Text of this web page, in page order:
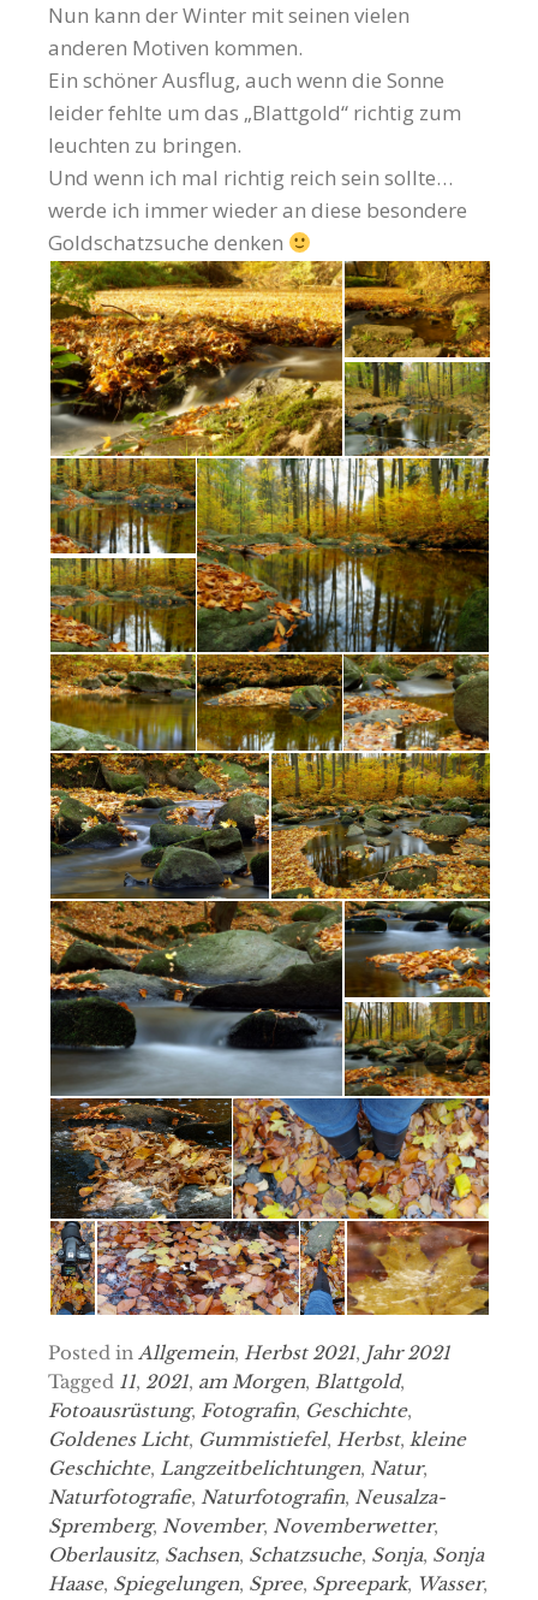
Nun kann der Winter mit seinen vielen
anderen Motiven kommen.
Ein schöner Ausflug, auch wenn die Sonne
leider fehlte um das „Blattgold“ richtig zum
leuchten zu bringen.
Und wenn ich mal richtig reich sein sollte…
werde ich immer wieder an diese besondere
Goldschatzsuche denken
Posted in Allgemein, Herbst 2021, Jahr 2021
Tagged 11, 2021, am Morgen, Blattgold,
Fotoausrüstung, Fotografin, Geschichte,
Goldenes Licht, Gummistiefel, Herbst, kleine
Geschichte, Langzeitbelichtungen, Natur,
Naturfotografie, Naturfotografin, Neusalza-
Spremberg, November, Novemberwetter,
Oberlausitz, Sachsen, Schatzsuche, Sonja, Sonja
Haase, Spiegelungen, Spree, Spreepark, Wasser,